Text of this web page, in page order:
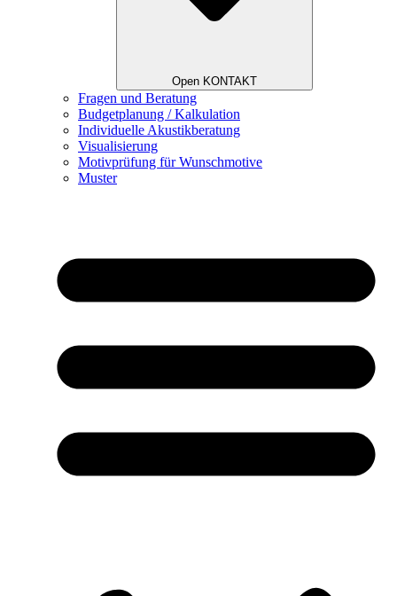
Open KONTAKT
Fragen und Beratung
Budgetplanung / Kalkulation
Individuelle Akustikberatung
Visualisierung
Motivprüfung für Wunschmotive
Muster